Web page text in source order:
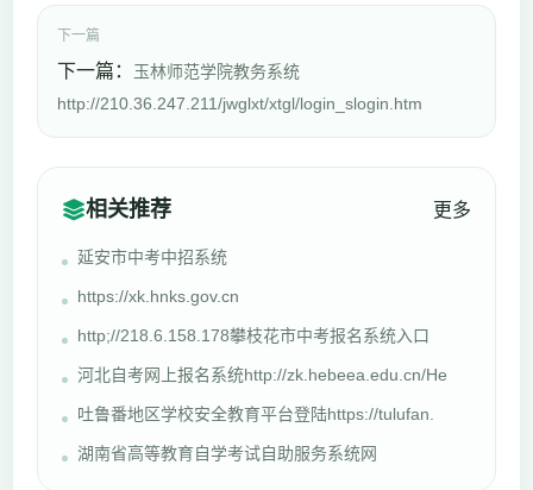
下一篇
下一篇： 玉林师范学院教务系统
http://210.36.247.211/jwglxt/xtgl/login_slogin.htm
相关推荐 更多
延安市中考中招系统
https://xk.hnks.gov.cn
http;//218.6.158.178攀枝花市中考报名系统入口
河北自考网上报名系统http://zk.hebeea.edu.cn/He
吐鲁番地区学校安全教育平台登陆https://tulufan.
湖南省高等教育自学考试自助服务系统网